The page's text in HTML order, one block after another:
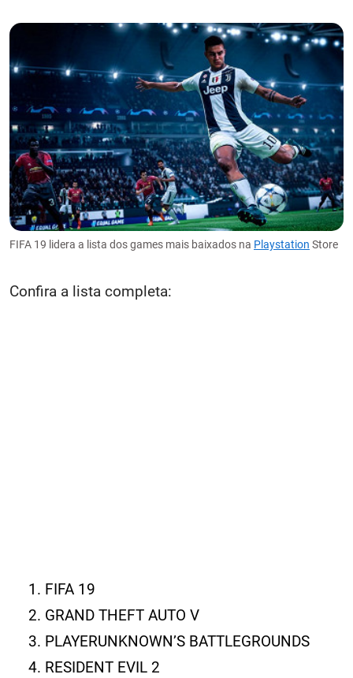
FIFA 19 lidera a lista dos games mais baixados na Playstation Store
Confira a lista completa:
FIFA 19
GRAND THEFT AUTO V
PLAYERUNKNOWN’S BATTLEGROUNDS
RESIDENT EVIL 2